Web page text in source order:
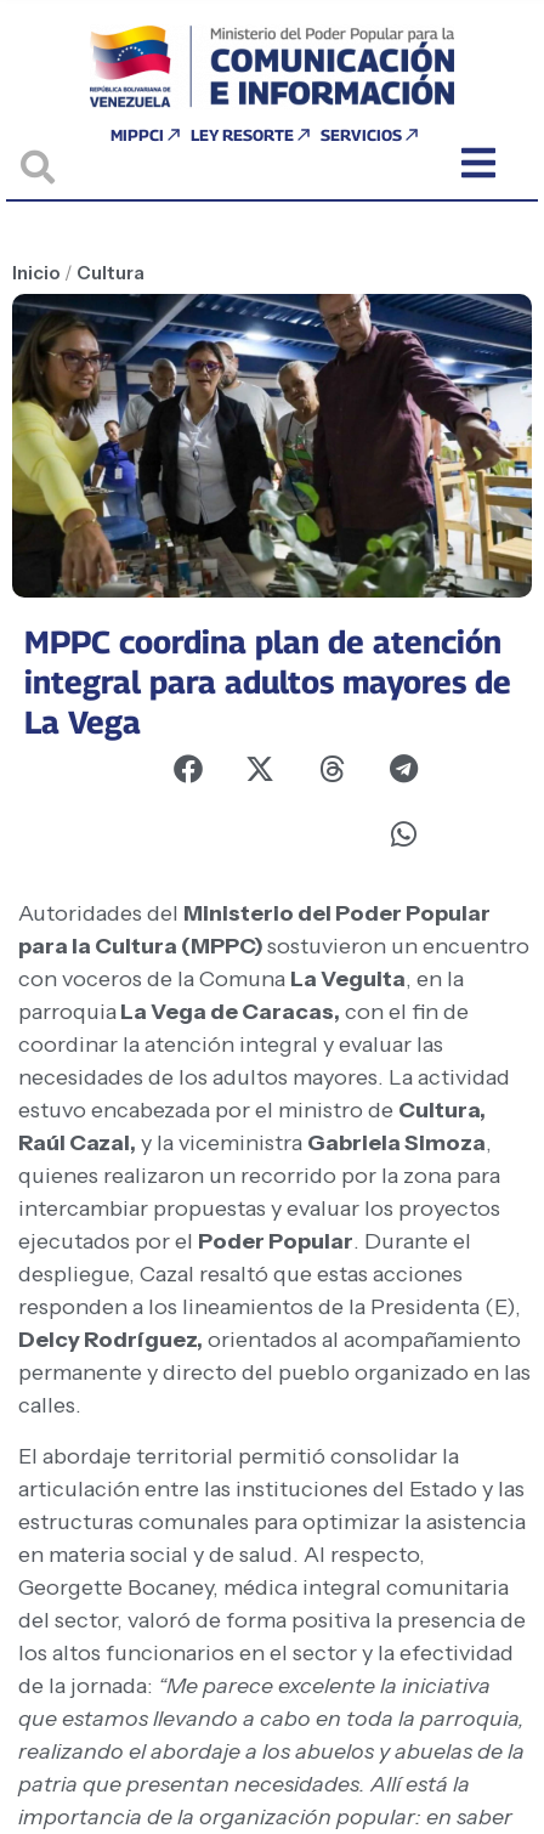
MIPPCI LEY RESORTE SERVICIOS
Inicio / Cultura
MPPC coordina plan de atención
integral para adultos mayores de
La Vega
Autoridades del Ministerio del Poder Popular
para la Cultura (MPPC)sostuvieron un encuentro
con voceros de la Comuna La Veguita, en la
parroquiaLa Vega de Caracas, con el fin de
coordinar la atención integral y evaluar las
necesidades de los adultos mayores. La actividad
estuvo encabezada por el ministro de Cultura,
Raúl Cazal, y la viceministra Gabriela Simoza,
quienes realizaron un recorrido por la zona para
intercambiar propuestas y evaluar los proyectos
ejecutados por el Poder Popular. Durante el
despliegue, Cazal resaltó que estas acciones
responden a los lineamientos de la Presidenta (E),
Delcy Rodríguez, orientados al acompañamiento
permanente y directo del pueblo organizado en las
calles.
El abordaje territorial permitió consolidar la
articulación entre las instituciones del Estado y las
estructuras comunales para optimizar la asistencia
en materia social y de salud. Al respecto,
Georgette Bocaney, médica integral comunitaria
del sector, valoró de forma positiva la presencia de
los altos funcionarios en el sector y la efectividad
de la jornada: “Me parece excelente la iniciativa
que estamos llevando a cabo en toda la parroquia,
realizando el abordaje a los abuelos y abuelas de la
patria que presentan necesidades. Allí está la
importancia de la organización popular: en saber